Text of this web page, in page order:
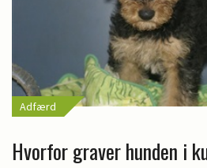
Adfærd
Hvorfor graver hunden i